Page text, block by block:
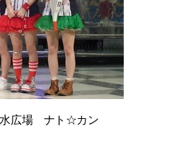
水広場 ナト☆カン